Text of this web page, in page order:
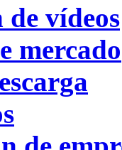
vídeos
mercado